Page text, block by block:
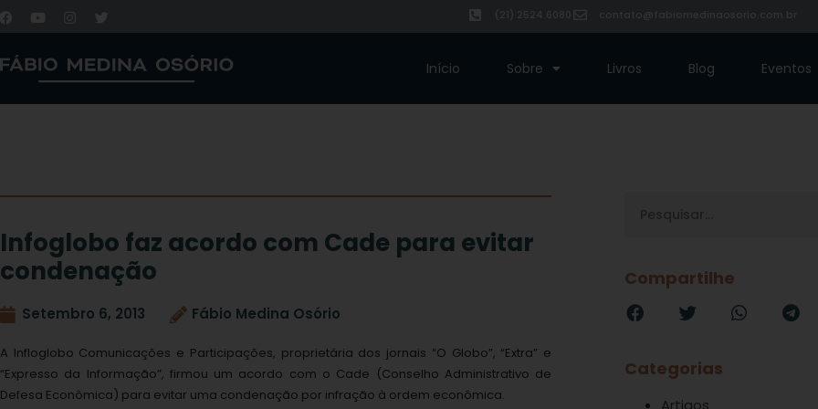
(21) 2524.6080 contato@fabiomedinaosorio.com.br
Início Sobre Livros Blog Eventos
Infoglobo faz acordo com Cade para evitar
condenação
Setembro 6, 2013 Fábio Medina Osório
A Infloglobo Comunicações e Participações, proprietária dos jornais “O Globo”, “Extra” e
“Expresso da Informação”, firmou um acordo com o Cade (Conselho Administrativo de
Defesa Econômica) para evitar uma condenação por infração à ordem econômica.
Compartilhe
Categorias
Artigos